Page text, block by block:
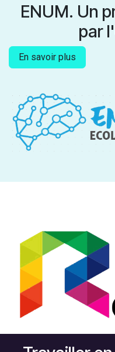
ENUM. Un
par l'
En savoir plus